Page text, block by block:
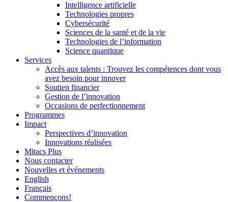
Intelligence artificielle
Technologies propres
Cybersécurité
Sciences de la santé et de la vie
Technologies de l’information
Science quantique
Services
Accès aux talents : Trouvez les compétences dont vous
avez besoin pour innover
Soutien financier
Gestion de l’innovation
Occasions de perfectionnement
Programmes
Impact
Perspectives d’innovation
Innovations réalisées
Mitacs Plus
Nous contacter
Nouvelles et événements
English
Français
Commençons!